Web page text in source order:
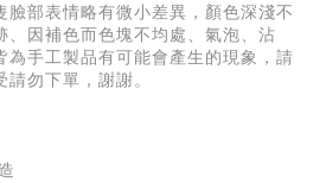
臉部表情略有微小差異，顏色深淺不
、因補色而色塊不均處、氣泡、沾
為手工製品有可能會產生的現象，請
勿下單，謝謝。